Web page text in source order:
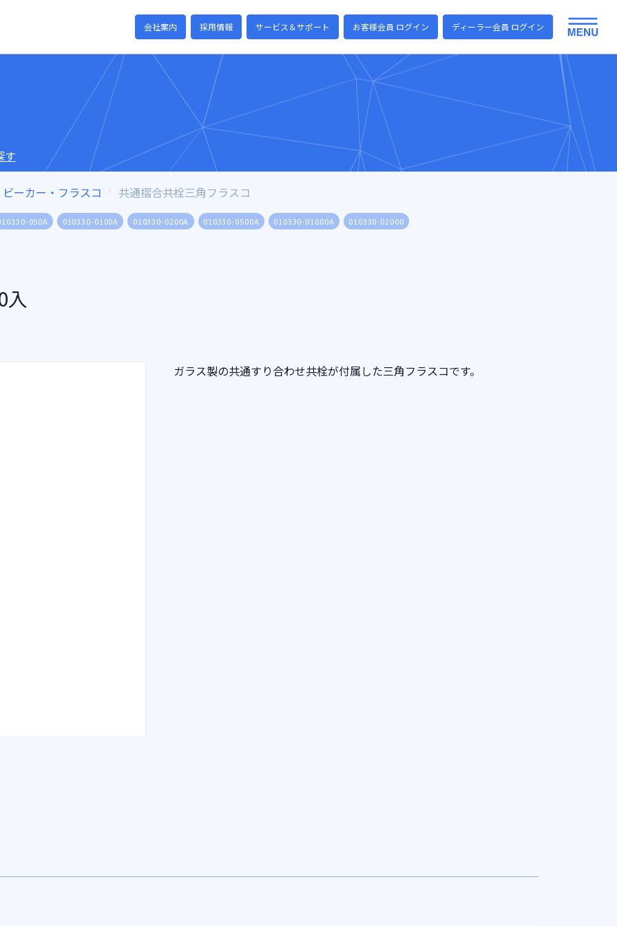
会社案内 採用情報 サービス＆サポート お客様会員 ログイン ディーラー会員 ログイン
す
ビーカー・フラスコ 共通摺合共栓三角フラスコ
050A 010330-0100A 010330-0200A 010330-0500A 010330-01000A 010330-02000
入
ガラス製の共通すり合わせ共栓が付属した三角フラスコです。